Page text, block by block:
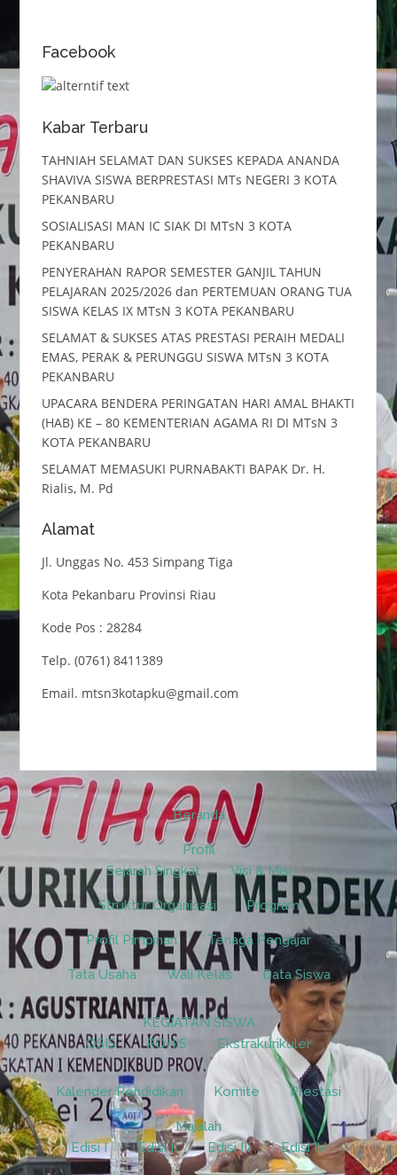
Facebook
Kabar Terbaru
TAHNIAH SELAMAT DAN SUKSES KEPADA ANANDA
SHAVIVA SISWA BERPRESTASI MTs NEGERI 3 KOTA
PEKANBARU
SOSIALISASI MAN IC SIAK DI MTsN 3 KOTA
PEKANBARU
PENYERAHAN RAPOR SEMESTER GANJIL TAHUN
PELAJARAN 2025/2026 dan PERTEMUAN ORANG TUA
SISWA KELAS IX MTsN 3 KOTA PEKANBARU
SELAMAT & SUKSES ATAS PRESTASI PERAIH MEDALI
EMAS, PERAK & PERUNGGU SISWA MTsN 3 KOTA
PEKANBARU
UPACARA BENDERA PERINGATAN HARI AMAL BHAKTI
(HAB) KE – 80 KEMENTERIAN AGAMA RI DI MTsN 3
KOTA PEKANBARU
SELAMAT MEMASUKI PURNABAKTI BAPAK Dr. H.
Rialis, M. Pd
Alamat
Jl. Unggas No. 453 Simpang Tiga
Kota Pekanbaru Provinsi Riau
Kode Pos : 28284
Telp. (0761) 8411389
Email. mtsn3kotapku@gmail.com
Beranda
Profil
Sejarah Singkat
Visi & Misi
Struktur Organisasi Program
Profil Pimpinan Tenaga Pengajar
Tata Usaha Wali Kelas Data Siswa
KEGIATAN SISWA
OSIS
ROHIS Ekstrakurikuler
Kalender Pendidikan Komite Prestasi
Majalah
Edisi I
Edisi II Edisi III Edisi IV